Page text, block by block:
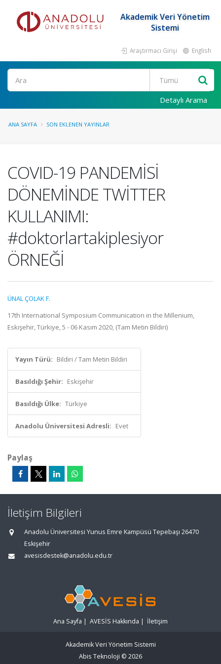
Akademik Veri Yönetim
Sistemi
Araştırmacı Girişi English
Ara
Detaylı Arama
ANA SAYFA SON EKLENEN YAYINLAR
COVID-19 PANDEMİSİ
DÖNEMİNDE TWİTTER
KULLANIMI:
#doktorlartakiplesiyor
ÖRNEĞİ
ÜNAL ÇOLAK F.
17th International Symposium Communication in the Millenium,
Eskişehir, Türkiye, 5 - 06 Kasım 2020, (Tam Metin Bildiri)
Yayın Türü: Bildiri / Tam Metin Bildiri
Basıldığı Şehir: Eskişehir
Basıldığı Ülke: Türkiye
Anadolu Üniversitesi Adresli: Evet
Paylaş
İletişim Bilgileri
Anadolu Üniversitesi Yunus Emre Kampüsü Tepebaşı 26470
Eskişehir
avesisdestek@anadolu.edu.tr
Ana Sayfa | AVESİS Hakkında | İletişim
Akademik Veri Yönetim Sistemi
Abis Teknoloji © 2026